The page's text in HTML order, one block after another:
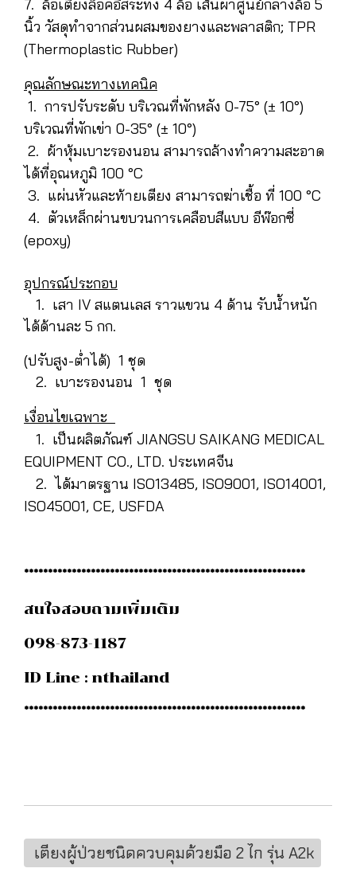
7. ล้อเตียงล็อคอิสระทั้ง 4 ล้อ เส้นผ่าศูนย์กลางล้อ 5
นิ้ว วัสดุทำจากส่วนผสมของยางและพลาสติก; TPR
(Thermoplastic Rubber)
คุณลักษณะทางเทคนิค
1. การปรับระดับ บริเวณที่พักหลัง 0-75° (± 10°)
บริเวณที่พักเข่า 0-35° (± 10°)
2. ผ้าหุ้มเบาะรองนอน สามารถล้างทำความสะอาด
ได้ที่อุณหภูมิ 100 °C
3. แผ่นหัวและท้ายเตียง สามารถฆ่าเชื้อ ที่ 100 °C
4. ตัวเหล็กผ่านขบวนการเคลือบสีแบบ อีพ๊อกซี่
(epoxy)
อุปกรณ์ประกอบ
1. เสา IV สแตนเลส ราวแขวน 4 ด้าน รับน้ำหนัก
ได้ด้านละ 5 กก.
(ปรับสูง-ต่ำได้) 1 ชุด
2. เบาะรองนอน 1 ชุด
เงื่อนไขเฉพาะ
1. เป็นผลิตภัณฑ์ JIANGSU SAIKANG MEDICAL
EQUIPMENT CO., LTD. ประเทศจีน
2. ได้มาตรฐาน ISO13485, ISO9001, ISO14001,
ISO45001, CE, USFDA
***********************************************************
สนใจสอบถามเพิ่มเติม
098-873-1187
ID Line : nthailand
***********************************************************
เตียงผู้ป่วยชนิดควบคุมด้วยมือ 2 ไก รุ่น A2k